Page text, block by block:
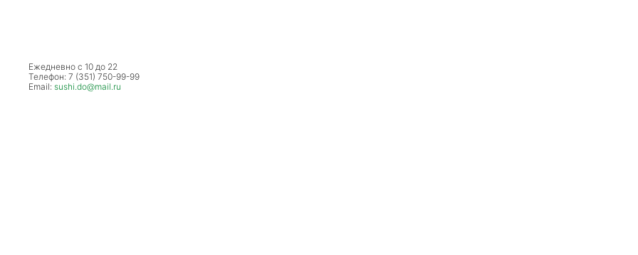
Ежедневно с 10 до 22
Телефон: 7 (351) 750-99-99
Email: sushi.do@mail.ru